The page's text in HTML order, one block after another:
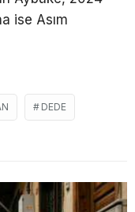
ise Asım
DEDE